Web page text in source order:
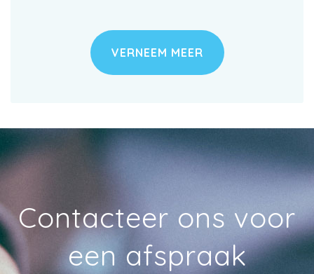
VERNEEM MEER
Contacteer ons voor
een afspraak